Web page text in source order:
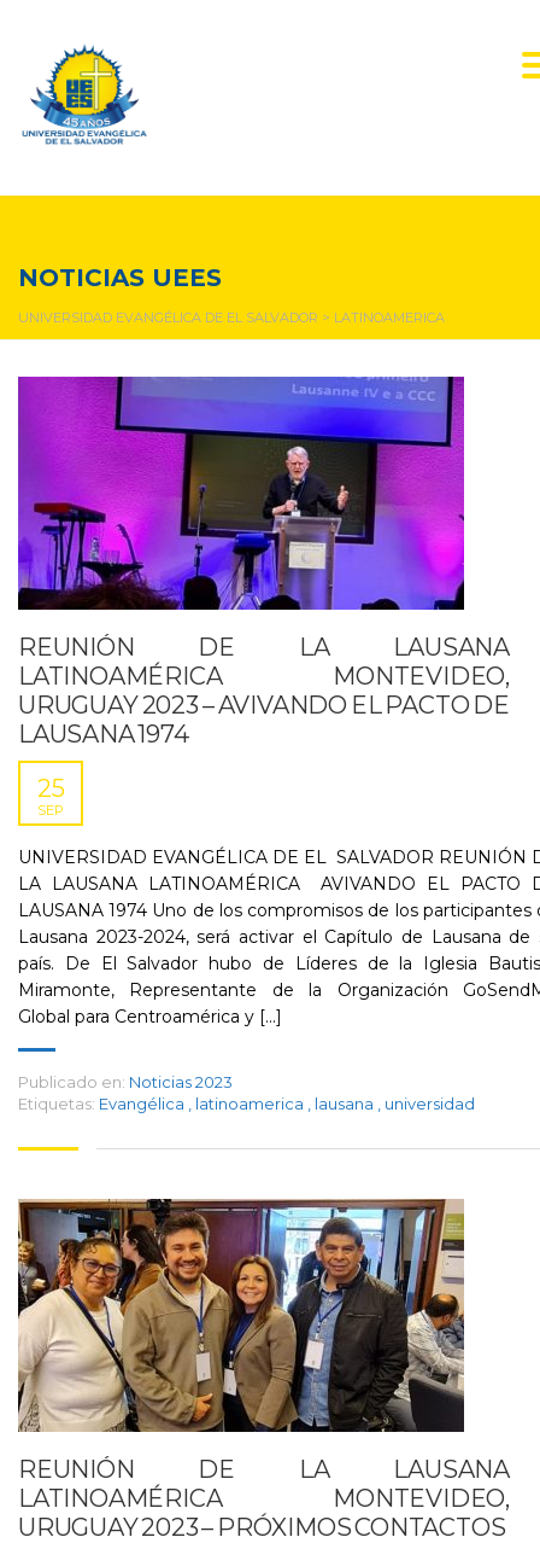
NOTICIAS UEES
UNIVERSIDAD EVANGÉLICA DE EL SALVADOR > LATINOAMERICA
REUNIÓN DE LA LAUSANA
LATINOAMÉRICA MONTEVIDEO,
URUGUAY 2023 – AVIVANDO EL PACTO DE
LAUSANA 1974
25
SEP
UNIVERSIDAD EVANGÉLICA DE EL SALVADOR REUNIÓN
LA LAUSANA LATINOAMÉRICA AVIVANDO EL PACTO
LAUSANA 1974 Uno de los compromisos de los participantes
Lausana 2023-2024, será activar el Capítulo de Lausana de
país. De El Salvador hubo de Líderes de la Iglesia
Miramonte, Representante de la Organización
Global para Centroamérica y [...]
Publicado en: Noticias 2023
Etiquetas: Evangélica latinoamerica lausana universidad
REUNIÓN DE LA LAUSANA
LATINOAMÉRICA MONTEVIDEO,
URUGUAY 2023 – PRÓXIMOS CONTACTOS